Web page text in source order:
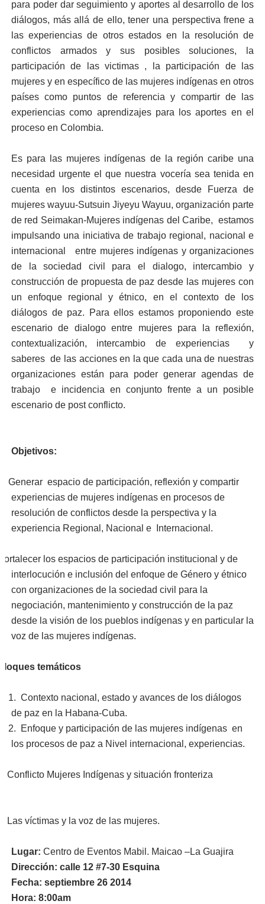
para poder dar seguimiento y aportes al desarrollo de los
diálogos, más allá de ello, tener una perspectiva frene a
las experiencias de otros estados en la resolución de
conflictos armados y sus posibles soluciones, la
participación de las victimas , la participación de las
mujeres y en específico de las mujeres indígenas en otros
países como puntos de referencia y compartir de las
experiencias como aprendizajes para los aportes en el
proceso en Colombia.
Es para las mujeres indígenas de la región caribe una
necesidad urgente el que nuestra vocería sea tenida en
cuenta en los distintos escenarios, desde Fuerza de
mujeres wayuu-Sutsuin Jiyeyu Wayuu, organización parte
de red Seimakan-Mujeres indígenas del Caribe, estamos
impulsando una iniciativa de trabajo regional, nacional e
internacional entre mujeres indígenas y organizaciones
de la sociedad civil para el dialogo, intercambio y
construcción de propuesta de paz desde las mujeres con
un enfoque regional y étnico, en el contexto de los
diálogos de paz. Para ellos estamos proponiendo este
escenario de dialogo entre mujeres para la reflexión,
contextualización, intercambio de experiencias y
saberes de las acciones en la que cada una de nuestras
organizaciones están para poder generar agendas de
trabajo e incidencia en conjunto frente a un posible
escenario de post conflicto.
Objetivos:
Generar espacio de participación, reflexión y compartir
experiencias de mujeres indígenas en procesos de
resolución de conflictos desde la perspectiva y la
experiencia Regional, Nacional e Internacional.
los espacios de participación institucional y de
interlocución e inclusión del enfoque de Género y étnico
con organizaciones de la sociedad civil para la
negociación, mantenimiento y construcción de la paz
desde la visión de los pueblos indígenas y en particular la
voz de las mujeres indígenas.
temáticos
1. Contexto nacional, estado y avances de los diálogos
de paz en la Habana-Cuba.
2. Enfoque y participación de las mujeres indígenas en
los procesos de paz a Nivel internacional, experiencias.
Conflicto Mujeres Indígenas y situación fronteriza
Las víctimas y la voz de las mujeres.
Lugar: Centro de Eventos Mabil. Maicao –La Guajira
Dirección: calle 12 #7-30 Esquina
Fecha: septiembre 26 2014
Hora: 8:00am